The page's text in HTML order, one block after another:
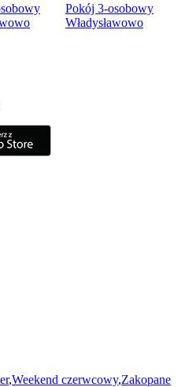
Pokój 3-osobowy
Władysławowo
,Weekend czerwcowy,Zakopane